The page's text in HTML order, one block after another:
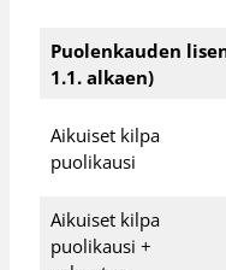
Puolenkauden
1.1. alkaen)
Aikuiset kilpa
puolikausi
Aikuiset kilpa
puolikausi +